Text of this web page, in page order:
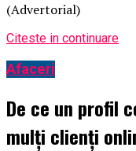
(Advertorial)
Citeste in continuare
Afaceri
De ce un profil
mulți clienți